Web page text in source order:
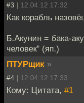
#3 | 12.04.12 17:32
Как корабль
Б.Акунин = бака-
человек" (яп.)
ПТУРщик »
#4 | 12.04.12 17:33
Кому: Цитата, #1